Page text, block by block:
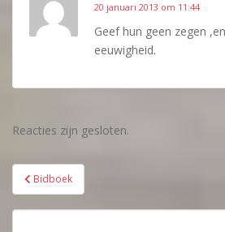
20 januari 2013 om 11:44
Geef hun geen zegen
eeuwigheid.
Reacties zijn gesloten.
Bericht
navigatie
Bidboek